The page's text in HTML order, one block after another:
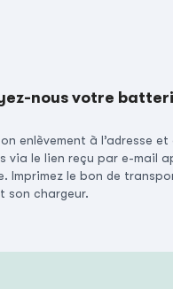
nous votre
enlèvement à l’adresse
via le lien reçu par e-mail
Imprimez le bon de
son chargeur.